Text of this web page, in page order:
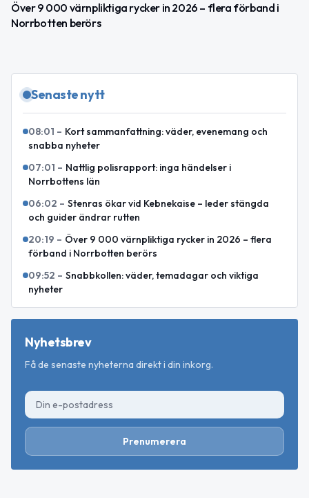
Över 9 000 värnpliktiga rycker in 2026 – flera förband i
Norrbotten berörs
Senaste nytt
08:01 – Kort sammanfattning: väder, evenemang och
snabba nyheter
07:01 – Nattlig polisrapport: inga händelser i
Norrbottens län
06:02 – Stenras ökar vid Kebnekaise – leder stängda
och guider ändrar rutten
20:19 – Över 9 000 värnpliktiga rycker in 2026 – flera
förband i Norrbotten berörs
09:52 – Snabbkollen: väder, temadagar och viktiga
nyheter
Nyhetsbrev
Få de senaste nyheterna direkt i din inkorg.
Prenumerera